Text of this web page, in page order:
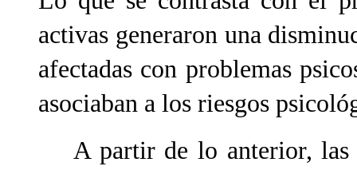
activas generaron una
afectadas con problemas
asociaban a los riesgos
A partir de lo anterior, las